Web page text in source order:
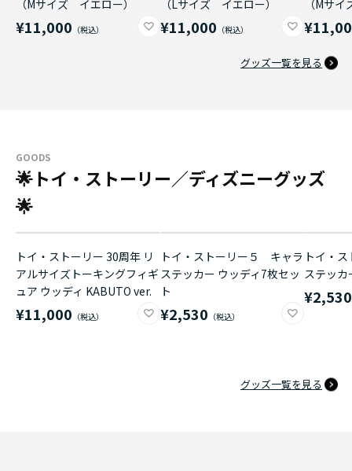
（Mサイズ イエロー）
¥11,000
（Lサイズ イエロー）
¥11,000
（Mサ
グッズ一覧を見る
GOODS
🌟トイ・ストーリー／ディズニーグッズ
🌟
トイ・ストーリー 30周年 リ
アルサイズトーキングフィギ
ュア ウッディ KABUTO ver.
¥11,000
トイ・ストーリー５ キャラ
ステッカー ウッディ7枚セッ
ト
¥2,530
トイ・
ステッカ
¥2,530
グッズ一覧を見る